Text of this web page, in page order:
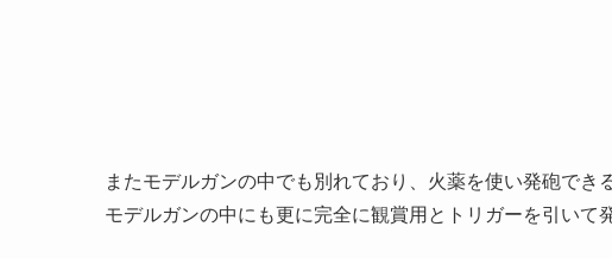
またモデルガンの中でも別れており、火薬を使い発砲でき
モデルガンの中にも更に完全に観賞用とトリガーを引いて